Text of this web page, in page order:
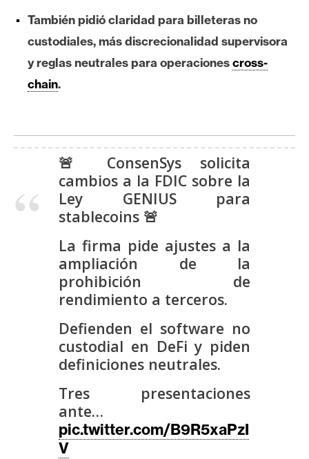
i
s
i
s
o
m
También pidió claridad para billeteras no
custodiales, más discrecionalidad supervisora
y reglas neutrales para operacionescross-
chain.
🚨 ConsenSys solicita
cambios a la FDIC sobre la
Ley GENIUS para
stablecoins 🚨
La firma pide ajustes a la
ampliación de la
prohibición de
rendimiento a terceros.
Defienden el software no
custodial en DeFi y piden
definiciones neutrales.
Tres presentaciones
ante…
pic.twitter.com/B9R5xaPzI
V